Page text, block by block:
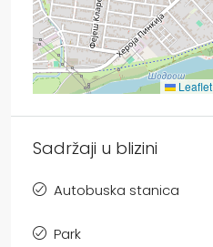
Leaflet
Sadržaji u blizini
Autobuska stanica
Park